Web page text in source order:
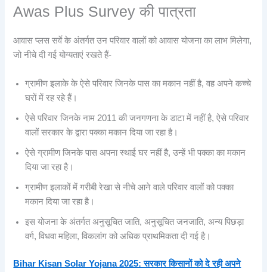
Awas Plus Survey की पात्रता
आवास प्लस सर्वे के अंतर्गत उन परिवार वालों को आवास योजना का लाभ मिलेगा,
जो नीचे दी गई योग्यताएं रखते हैं-
ग्रामीण इलाके के ऐसे परिवार जिनके पास का मकान नहीं है, वह अपने कच्चे
घरों में रह रहे हैं।
ऐसे परिवार जिनके नाम 2011 की जनगणना के डाटा में नहीं है, ऐसे परिवार
वालों सरकार के द्वारा पक्का मकान दिया जा रहा है।
ऐसे ग्रामीण जिनके पास अपना स्थाई घर नहीं है, उन्हें भी पक्का का मकान
दिया जा रहा है।
ग्रामीण इलाकों में गरीबी रेखा से नीचे आने वाले परिवार वालों को पक्का
मकान दिया जा रहा है।
इस योजना के अंतर्गत अनुसूचित जाति, अनुसूचित जनजाति, अन्य पिछड़ा
वर्ग, विधवा महिला, विकलांग को अधिक प्राथमिकता दी गई है।
Bihar Kisan Solar Yojana 2025: सरकार किसानों को दे रही अपने